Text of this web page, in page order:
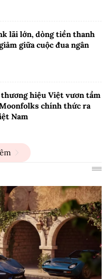
lãi lớn, dòng tiền thanh
giữa cuộc đua ngân
thương hiệu Việt vươn tầm
chính thức ra
Nam